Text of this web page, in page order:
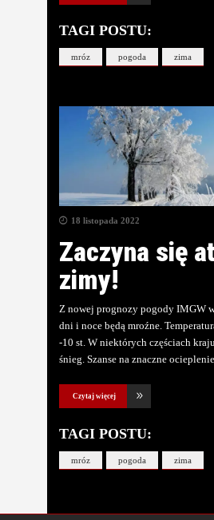
TAGI POSTU:
mróz pogoda zima
18 listopada 2022
Zaczyna się
zimy!
Z nowej prognozy pogody IMGW
dni i noce będą mroźne.
-10 st. W niektórych częściach
śnieg. Szanse na znaczne ocieplenie
Czytaj więcej
TAGI POSTU:
mróz pogoda zima